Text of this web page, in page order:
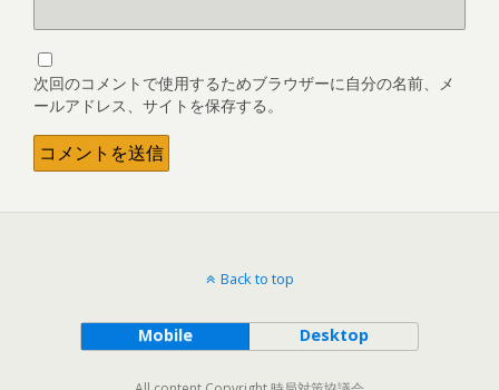
次回のコメントで使用するためブラウザーに自分の名前、メ
ールアドレス、サイトを保存する。
Back to top
Mobile Desktop